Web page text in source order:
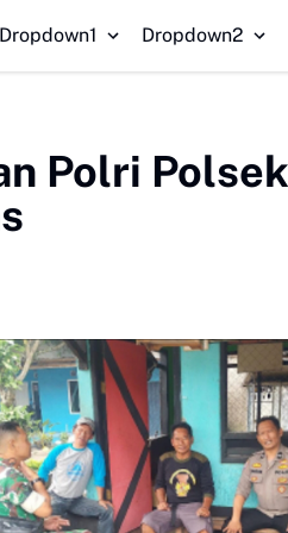
Dropdown1 Dropdown2
Polri